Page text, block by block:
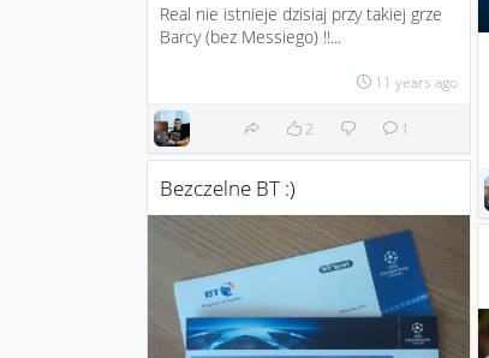
Real nie istnieje dzisiaj przy takiej grze
Barcy (bez Messiego) !!...
11 years ago
2 1
Bezczelne BT :)